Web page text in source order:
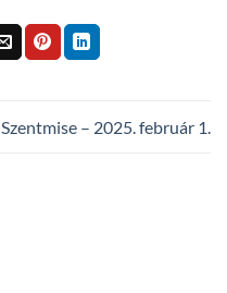
Szentmise – 2025. február 1.